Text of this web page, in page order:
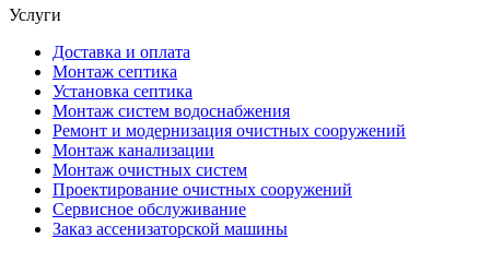
Услуги
Доставка и оплата
Монтаж септика
Установка септика
Монтаж систем водоснабжения
Ремонт и модернизация очистных сооружений
Монтаж канализации
Монтаж очистных систем
Проектирование очистных сооружений
Сервисное обслуживание
Заказ ассенизаторской машины